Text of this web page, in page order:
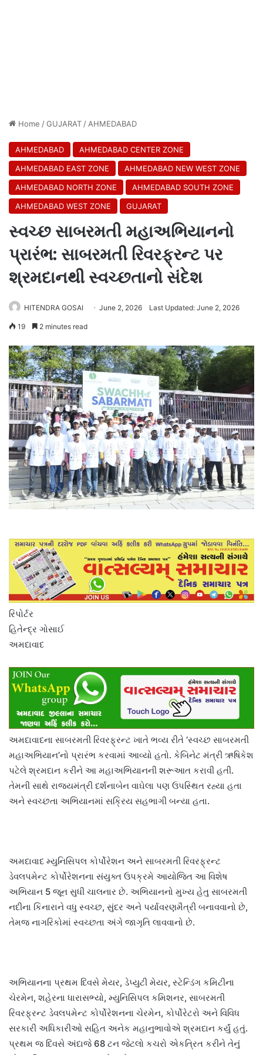
Home /GUJARAT / AHMEDABAD
AHMEDABAD
AHMEDABAD CENTER ZONE
AHMEDABAD EAST ZONE
AHMEDABAD NEW WEST ZONE
AHMEDABAD NORTH ZONE
AHMEDABAD SOUTH ZONE
AHMEDABAD WEST ZONE
GUJARAT
સ્વચ્છ સાબરમતી મહાઅભિયાનનો
પ્રારંભ: સાબરમતી રિવરફ્રન્ટ પર
શ્રમદાનથી સ્વચ્છતાનો સંદેશ
HITENDRA GOSAI June 2, 2026 Last Updated: June 2, 2026
19 2 minutes read
રિપોર્ટર
હિતેન્દ્ર ગોસાઈ
અમદાવાદ
અમદાવાદના સાબરમતી રિવરફ્રન્ટ ખાતે ભવ્ય રીતે ‘સ્વચ્છ સાબરમતી
મહાઅભિયાન’નો પ્રારંભ કરવામાં આવ્યો હતો. કેબિનેટ મંત્રી ઋષિકેશ
પટેલે શ્રમદાન કરીને આ મહાઅભિયાનની શરૂઆત કરાવી હતી.
તેમની સાથે રાજ્યમંત્રી દર્શનાબેન વાઘેલા પણ ઉપસ્થિત રહ્યા હતા
અને સ્વચ્છતા અભિયાનમાં સક્રિય સહભાગી બન્યા હતા.
અમદાવાદ મ્યુનિસિપલ કોર્પોરેશન અને સાબરમતી રિવરફ્રન્ટ
ડેવલપમેન્ટ કોર્પોરેશનના સંયુક્ત ઉપક્રમે આયોજિત આ વિશેષ
અભિયાન 5 જૂન સુધી ચાલનાર છે. અભિયાનનો મુખ્ય હેતુ સાબરમતી
નદીના કિનારાને વધુ સ્વચ્છ, સુંદર અને પર્યાવરણમૈત્રી બનાવવાનો છે,
તેમજ નાગરિકોમાં સ્વચ્છતા અંગે જાગૃતિ લાવવાનો છે.
અભિયાનના પ્રથમ દિવસે મેયર, ડેપ્યુટી મેયર, સ્ટેન્ડિંગ કમિટીના
ચેરમેન, શહેરના ધારાસભ્યો, મ્યુનિસિપલ કમિશનર, સાબરમતી
રિવરફ્રન્ટ ડેવલપમેન્ટ કોર્પોરેશનના ચેરમેન, કોર્પોરેટરો અને વિવિધ
સરકારી અધિકારીઓ સહિત અનેક મહાનુભાવોએ શ્રમદાન કર્યું હતું.
પ્રથમ જ દિવસે અંદાજે 68 ટન જેટલો કચરો એકત્રિત કરીને તેનું